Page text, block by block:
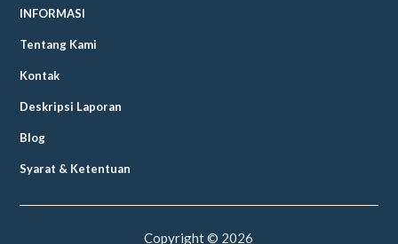
INFORMASI
Tentang Kami
Kontak
Deskripsi Laporan
Blog
Syarat & Ketentuan
Copyright © 2026